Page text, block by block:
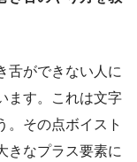
舌ができない人に
ます。これは文字
。その点ボイスト
きなプラス要素に